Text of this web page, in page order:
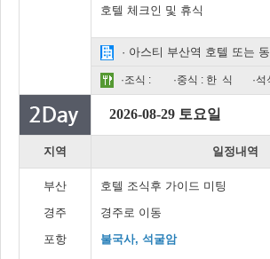
호텔 체크인 및 휴식
· 아스티 부산역 호텔 또는
·조식 : ·중식 : 한 식 ·
2026-08-29 토요일
지역 일정내역
부산
경주
포항
호텔 조식후 가이드 미팅
경주로 이동
불국사, 석굴암